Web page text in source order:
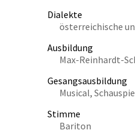
Dialekte
österreichische
Ausbildung
Max-Reinhardt-
Gesangsausbildung
Musical,
Stimme
Bariton